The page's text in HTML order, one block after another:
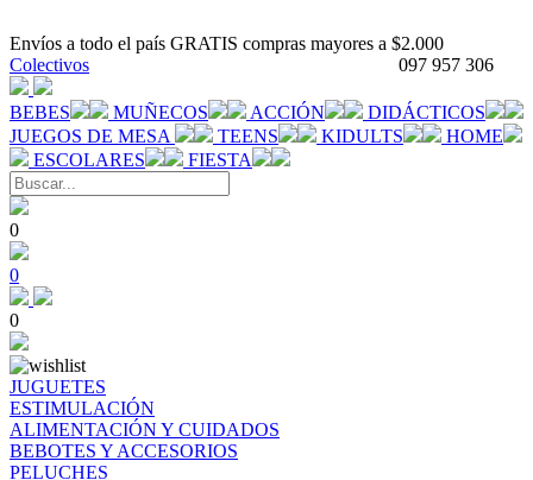
Envíos a todo el país GRATIS compras mayores a $2.000
097 957 306
Colectivos
BEBES MUÑECOS ACCIÓN
DIDÁCTICOS
JUEGOS DE MESA
TEENS KIDULTS
HOME
ESCOLARES
FIESTA
0
0
0
JUGUETES
ESTIMULACIÓN
ALIMENTACIÓN Y CUIDADOS
BEBOTES Y ACCESORIOS
PELUCHES